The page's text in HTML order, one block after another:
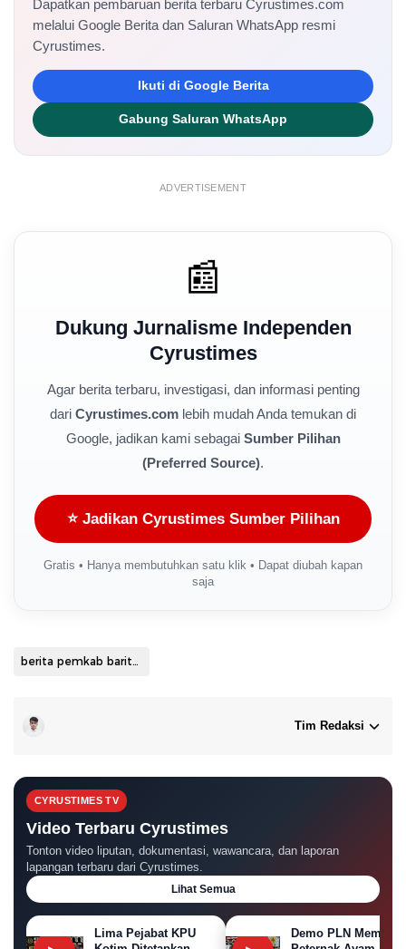
Dapatkan pembaruan berita terbaru Cyrustimes.com
melalui Google Berita dan Saluran WhatsApp resmi
Cyrustimes.
Ikuti di Google Berita
Gabung Saluran WhatsApp
ADVERTISEMENT
📰
Dukung Jurnalisme Independen
Cyrustimes
Agar berita terbaru, investigasi, dan informasi penting
dari Cyrustimes.com lebih mudah Anda temukan di
Google, jadikan kami sebagai Sumber Pilihan
(Preferred Source).
⭐ Jadikan Cyrustimes Sumber Pilihan
Gratis • Hanya membutuhkan satu klik • Dapat diubah kapan
saja
berita pemkab barito selatan
Tim Redaksi
CYRUSTIMES TV
Video Terbaru Cyrustimes
Tonton video liputan, dokumentasi, wawancara, dan laporan
lapangan terbaru dari Cyrustimes.
Lihat Semua
Lima Pejabat KPU
Demo PLN